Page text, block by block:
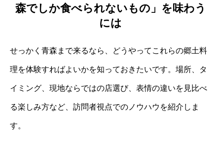
森でしか食べられないもの」を味わう
には
せっかく青森まで来るなら、どうやってこれらの郷土料
理を体験すればよいかを知っておきたいです。場所、タ
イミング、現地ならではの店選び、表情の違いを見比べ
る楽しみ方など、訪問者視点でのノウハウを紹介しま
す。